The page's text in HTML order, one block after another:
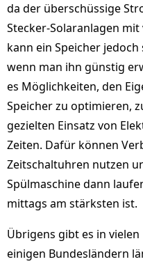
da der überschüssige
Stecker-Solaranlagen
kann ein Speicher
wenn man ihn günstig
es Möglichkeiten, den
Speicher zu optimieren,
gezielten Einsatz von
Zeiten. Dafür können
Zeitschaltuhren nutzen
Spülmaschine dann
mittags am stärksten ist.
Übrigens gibt es in
einigen Bundesländern